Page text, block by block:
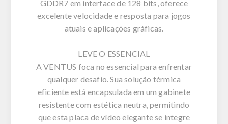
GDDR7 em interface de 128 bits, oferece
excelente velocidade e resposta para jogos
atuais e aplicações gráficas.
LEVE O ESSENCIAL
A VENTUS foca no essencial para enfrentar
qualquer desafio. Sua solução térmica
eficiente está encapsulada em um gabinete
resistente com estética neutra, permitindo
que esta placa de vídeo elegante se integre